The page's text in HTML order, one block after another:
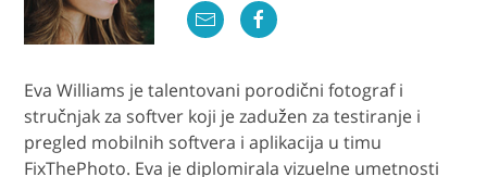
Eva Williams je talentovani porodični fotograf i
stručnjak za softver koji je zadužen za testiranje i
pregled mobilnih softvera i aplikacija u timu
FixThePhoto. Eva je diplomirala vizuelne umetnosti